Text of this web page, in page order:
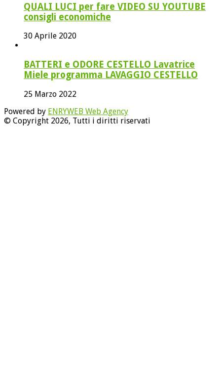
QUALI LUCI per fare VIDEO SU YOUTUBE
consigli economiche
30 Aprile 2020
BATTERI e ODORE CESTELLO Lavatrice
Miele programma LAVAGGIO CESTELLO
25 Marzo 2022
Powered by ENRYWEB Web Agency
© Copyright 2026, Tutti i diritti riservati